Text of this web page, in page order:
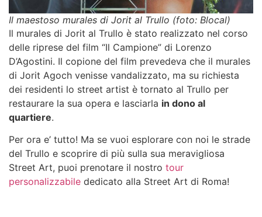
Il maestoso murales di Jorit al Trullo (foto: Blocal)
Il murales di Jorit al Trullo è stato realizzato nel corso
delle riprese del film “Il Campione” di Lorenzo
D’Agostini. Il copione del film prevedeva che il murales
di Jorit Agoch venisse vandalizzato, ma su richiesta
dei residenti lo street artist è tornato al Trullo per
restaurare la sua opera e lasciarla in dono al
quartiere.
Per ora e’ tutto! Ma se vuoi esplorare con noi le strade
del Trullo e scoprire di più sulla sua meravigliosa
Street Art, puoi prenotare il nostro tour
personalizzabile dedicato alla Street Art di Roma!